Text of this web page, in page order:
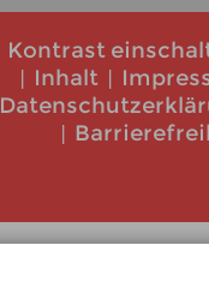
Kontrast
Inhalt